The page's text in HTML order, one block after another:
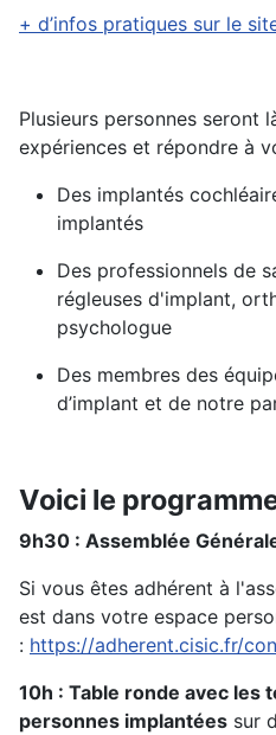
+ d’infos pratiques sur le
Plusieurs personnes seront
expériences et répondre à
Des implantés
implantés
Des professionnels de
régleuses d'implant,
psychologue
Des membres des
d’implant et de notre
Voici le
9h30 : Assemblée
Si vous êtes adhérent à
est dans votre espace
: https://adherent.cisic.fr/
10h : Table ronde avec les
personnes implantées sur